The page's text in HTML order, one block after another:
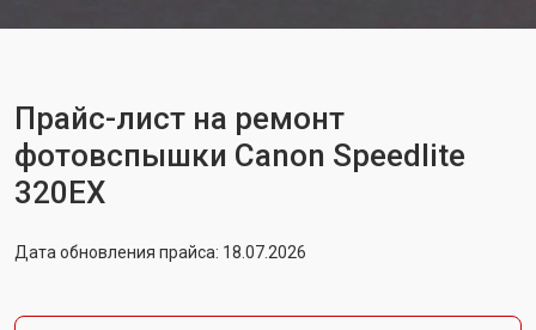
Прайс-лист на ремонт
фотовспышки Canon Speedlite
320EX
Дата обновления прайса: 18.07.2026